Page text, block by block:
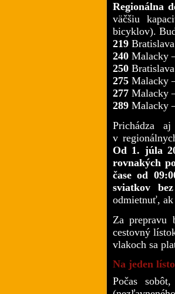
Regionálna
väčšiu
bicyklov).
219
240 Malacky
250
275 Malacky
277 Malacky
289 Malacky
Prichádza
v
Od 1. júla
rovnakých
čase od
sviatkov bez
odmietnuť, ak
Za prepravu
cestovný
vlakoch sa
Na jeden
Počas